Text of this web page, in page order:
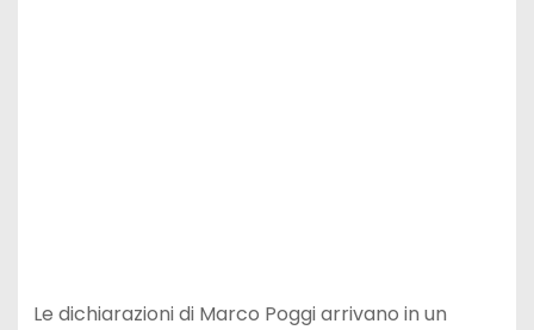
Le dichiarazioni di Marco Poggi arrivano in un